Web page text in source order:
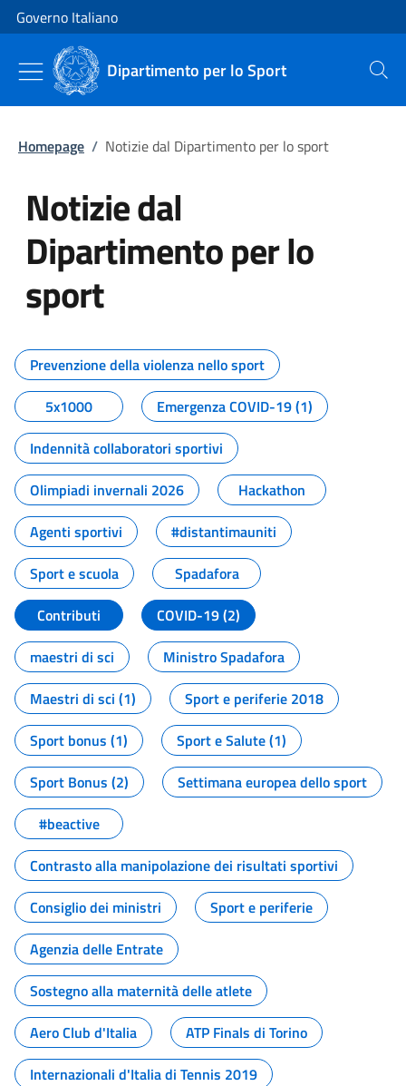
Vai al contenuto
Vai alla navigazione del sito
Governo Italiano
Dipartimento per lo Sport Cerca
Homepage / Notizie dal Dipartimento per lo sport
Notizie dal
Dipartimento per lo
sport
Tutti i contenuti della pagina
Prevenzione della violenza nello sport
5x1000
Emergenza COVID-19 (1)
Indennità collaboratori sportivi
Olimpiadi invernali 2026
Hackathon
Agenti sportivi
#distantimauniti
Sport e scuola
Spadafora
Contributi
COVID-19 (2)
maestri di sci
Ministro Spadafora
Maestri di sci (1)
Sport e periferie 2018
Sport bonus (1)
Sport e Salute (1)
Sport Bonus (2)
Settimana europea dello sport
#beactive
Contrasto alla manipolazione dei risultati sportivi
Consiglio dei ministri
Sport e periferie
Agenzia delle Entrate
Sostegno alla maternità delle atlete
Aero Club d'Italia
ATP Finals di Torino
Internazionali d'Italia di Tennis 2019